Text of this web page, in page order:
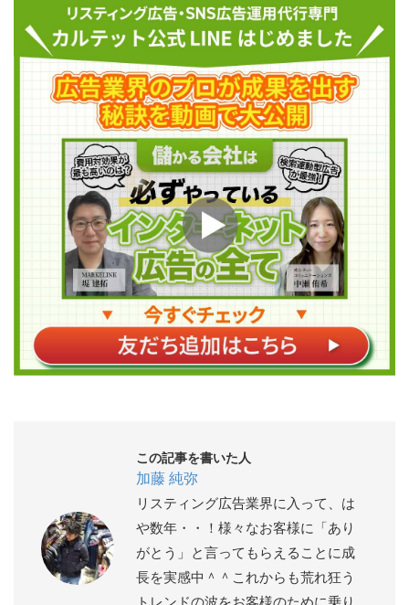
この記事を書いた人
加藤 純弥
リスティング広告業界に入って、は
や数年・・！様々なお客様に「あり
がとう」と言ってもらえることに成
長を実感中＾＾これからも荒れ狂う
トレンドの波をお客様のために乗り